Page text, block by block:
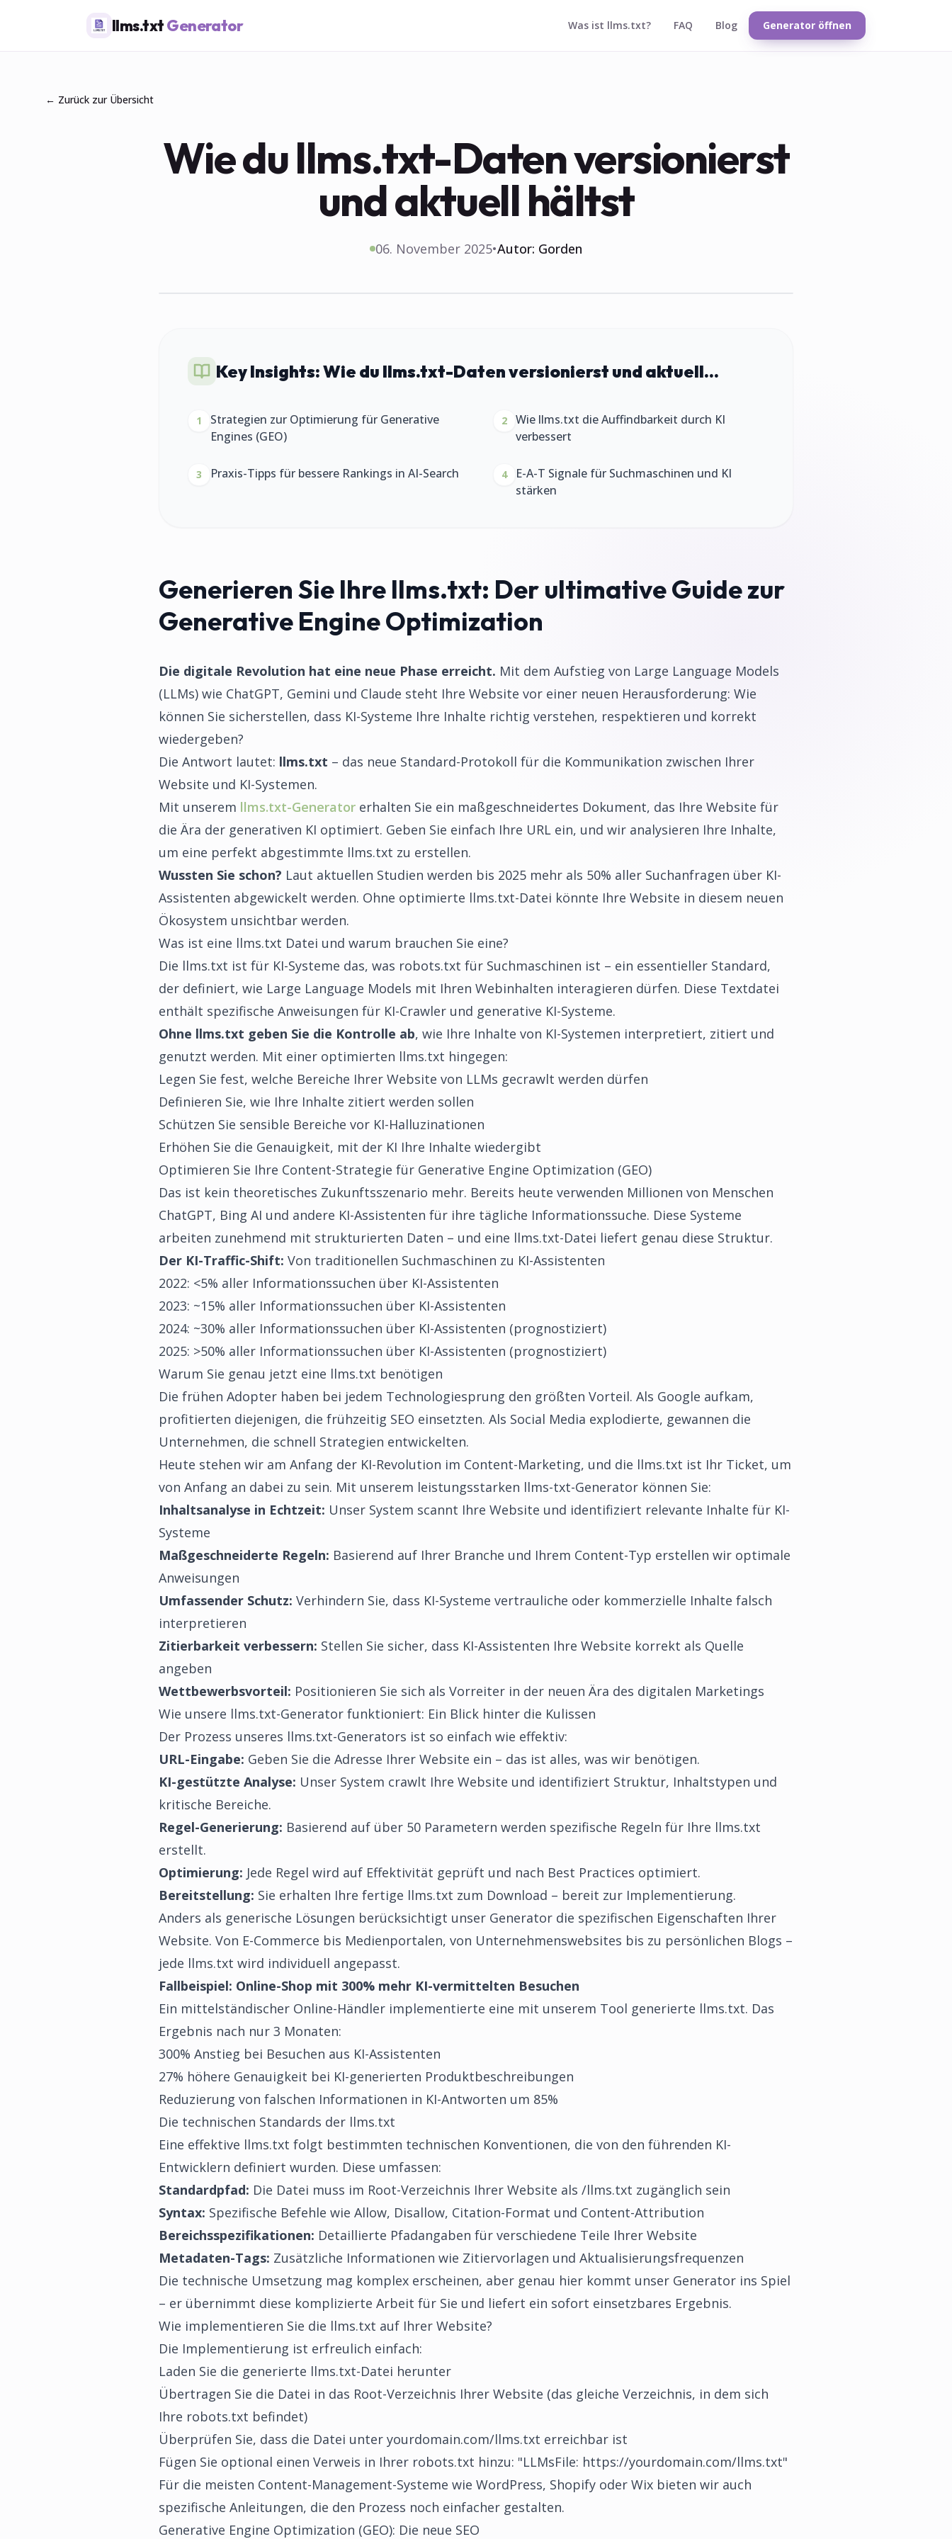
llms.txtGenerator Was ist llms.txt? FAQ Blog Generator öffnen
← Zurück zur Übersicht
Wie du llms.txt-Daten versionierst
und aktuell hältst
06. November 2025•Autor: Gorden
Key Insights:Wie du llms.txt-Daten versionierst und aktuell...
1
Strategien zur Optimierung für Generative
Engines (GEO)
2
Wie llms.txt die Auffindbarkeit durch KI
verbessert
3 Praxis-Tipps für bessere Rankings in AI-Search 4
E-A-T Signale für Suchmaschinen und KI
stärken
Generieren Sie Ihre llms.txt: Der ultimative Guide zur
Generative Engine Optimization
Die digitale Revolution hat eine neue Phase erreicht. Mit dem Aufstieg von Large Language Models
(LLMs) wie ChatGPT, Gemini und Claude steht Ihre Website vor einer neuen Herausforderung: Wie
können Sie sicherstellen, dass KI-Systeme Ihre Inhalte richtig verstehen, respektieren und korrekt
wiedergeben?
Die Antwort lautet: llms.txt – das neue Standard-Protokoll für die Kommunikation zwischen Ihrer
Website und KI-Systemen.
Mit unserem llms.txt-Generator erhalten Sie ein maßgeschneidertes Dokument, das Ihre Website für
die Ära der generativen KI optimiert. Geben Sie einfach Ihre URL ein, und wir analysieren Ihre Inhalte,
um eine perfekt abgestimmte llms.txt zu erstellen.
Wussten Sie schon? Laut aktuellen Studien werden bis 2025 mehr als 50% aller Suchanfragen über KI-
Assistenten abgewickelt werden. Ohne optimierte llms.txt-Datei könnte Ihre Website in diesem neuen
Ökosystem unsichtbar werden.
Was ist eine llms.txt Datei und warum brauchen Sie eine?
Die llms.txt ist für KI-Systeme das, was robots.txt für Suchmaschinen ist – ein essentieller Standard,
der definiert, wie Large Language Models mit Ihren Webinhalten interagieren dürfen. Diese Textdatei
enthält spezifische Anweisungen für KI-Crawler und generative KI-Systeme.
Ohne llms.txt geben Sie die Kontrolle ab, wie Ihre Inhalte von KI-Systemen interpretiert, zitiert und
genutzt werden. Mit einer optimierten llms.txt hingegen:
Legen Sie fest, welche Bereiche Ihrer Website von LLMs gecrawlt werden dürfen
Definieren Sie, wie Ihre Inhalte zitiert werden sollen
Schützen Sie sensible Bereiche vor KI-Halluzinationen
Erhöhen Sie die Genauigkeit, mit der KI Ihre Inhalte wiedergibt
Optimieren Sie Ihre Content-Strategie für Generative Engine Optimization (GEO)
Das ist kein theoretisches Zukunftsszenario mehr. Bereits heute verwenden Millionen von Menschen
ChatGPT, Bing AI und andere KI-Assistenten für ihre tägliche Informationssuche. Diese Systeme
arbeiten zunehmend mit strukturierten Daten – und eine llms.txt-Datei liefert genau diese Struktur.
Der KI-Traffic-Shift: Von traditionellen Suchmaschinen zu KI-Assistenten
2022: <5% aller Informationssuchen über KI-Assistenten
2023: ~15% aller Informationssuchen über KI-Assistenten
2024: ~30% aller Informationssuchen über KI-Assistenten (prognostiziert)
2025: >50% aller Informationssuchen über KI-Assistenten (prognostiziert)
Warum Sie genau jetzt eine llms.txt benötigen
Die frühen Adopter haben bei jedem Technologiesprung den größten Vorteil. Als Google aufkam,
profitierten diejenigen, die frühzeitig SEO einsetzten. Als Social Media explodierte, gewannen die
Unternehmen, die schnell Strategien entwickelten.
Heute stehen wir am Anfang der KI-Revolution im Content-Marketing, und die llms.txt ist Ihr Ticket, um
von Anfang an dabei zu sein. Mit unserem leistungsstarken llms-txt-Generator können Sie:
Inhaltsanalyse in Echtzeit: Unser System scannt Ihre Website und identifiziert relevante Inhalte für KI-
Systeme
Maßgeschneiderte Regeln: Basierend auf Ihrer Branche und Ihrem Content-Typ erstellen wir optimale
Anweisungen
Umfassender Schutz: Verhindern Sie, dass KI-Systeme vertrauliche oder kommerzielle Inhalte falsch
interpretieren
Zitierbarkeit verbessern: Stellen Sie sicher, dass KI-Assistenten Ihre Website korrekt als Quelle
angeben
Wettbewerbsvorteil: Positionieren Sie sich als Vorreiter in der neuen Ära des digitalen Marketings
Wie unsere llms.txt-Generator funktioniert: Ein Blick hinter die Kulissen
Der Prozess unseres llms.txt-Generators ist so einfach wie effektiv:
URL-Eingabe: Geben Sie die Adresse Ihrer Website ein – das ist alles, was wir benötigen.
KI-gestützte Analyse: Unser System crawlt Ihre Website und identifiziert Struktur, Inhaltstypen und
kritische Bereiche.
Regel-Generierung: Basierend auf über 50 Parametern werden spezifische Regeln für Ihre llms.txt
erstellt.
Optimierung: Jede Regel wird auf Effektivität geprüft und nach Best Practices optimiert.
Bereitstellung: Sie erhalten Ihre fertige llms.txt zum Download – bereit zur Implementierung.
Anders als generische Lösungen berücksichtigt unser Generator die spezifischen Eigenschaften Ihrer
Website. Von E-Commerce bis Medienportalen, von Unternehmenswebsites bis zu persönlichen Blogs –
jede llms.txt wird individuell angepasst.
Fallbeispiel: Online-Shop mit 300% mehr KI-vermittelten Besuchen
Ein mittelständischer Online-Händler implementierte eine mit unserem Tool generierte llms.txt. Das
Ergebnis nach nur 3 Monaten:
300% Anstieg bei Besuchen aus KI-Assistenten
27% höhere Genauigkeit bei KI-generierten Produktbeschreibungen
Reduzierung von falschen Informationen in KI-Antworten um 85%
Die technischen Standards der llms.txt
Eine effektive llms.txt folgt bestimmten technischen Konventionen, die von den führenden KI-
Entwicklern definiert wurden. Diese umfassen:
Standardpfad: Die Datei muss im Root-Verzeichnis Ihrer Website als /llms.txt zugänglich sein
Syntax: Spezifische Befehle wie Allow, Disallow, Citation-Format und Content-Attribution
Bereichsspezifikationen: Detaillierte Pfadangaben für verschiedene Teile Ihrer Website
Metadaten-Tags: Zusätzliche Informationen wie Zitiervorlagen und Aktualisierungsfrequenzen
Die technische Umsetzung mag komplex erscheinen, aber genau hier kommt unser Generator ins Spiel
– er übernimmt diese komplizierte Arbeit für Sie und liefert ein sofort einsetzbares Ergebnis.
Wie implementieren Sie die llms.txt auf Ihrer Website?
Die Implementierung ist erfreulich einfach:
Laden Sie die generierte llms.txt-Datei herunter
Übertragen Sie die Datei in das Root-Verzeichnis Ihrer Website (das gleiche Verzeichnis, in dem sich
Ihre robots.txt befindet)
Überprüfen Sie, dass die Datei unter yourdomain.com/llms.txt erreichbar ist
Fügen Sie optional einen Verweis in Ihrer robots.txt hinzu: "LLMsFile: https://yourdomain.com/llms.txt"
Für die meisten Content-Management-Systeme wie WordPress, Shopify oder Wix bieten wir auch
spezifische Anleitungen, die den Prozess noch einfacher gestalten.
Generative Engine Optimization (GEO): Die neue SEO